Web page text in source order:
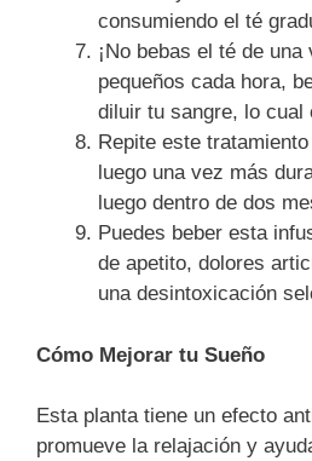
consumiendo el té
¡No bebas el té de
pequeños cada hora,
diluir tu sangre, lo cual
Repite este
luego una vez más
luego dentro de dos
Puedes beber esta
de apetito, dolores
una desintoxicación
Cómo Mejorar tu Sueño
Esta planta tiene un efecto
promueve la relajación y